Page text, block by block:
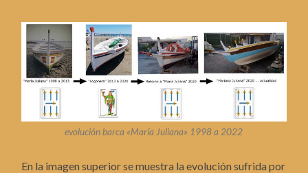
evolución barca «María Juliana» 1998 a 2022
En la imagen superior se muestra la evolución sufrida por